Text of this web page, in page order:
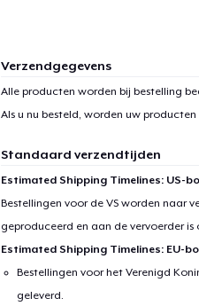
Verzendgegevens
Alle producten worden bij bestelling
Als u nu besteld, worden uw
Standaard verzendtijden
Estimated Shipping Timelines: US-
Bestellingen voor de VS worden naar
geproduceerd en aan de vervoerder is
Estimated Shipping Timelines: EU-
Bestellingen voor het Verenigd
geleverd.